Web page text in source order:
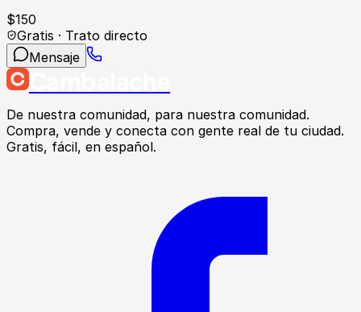
$150
Gratis · Trato directo
Mensaje
De nuestra comunidad, para nuestra comunidad.
Compra, vende y conecta con gente real de tu ciudad.
Gratis, fácil, en español.